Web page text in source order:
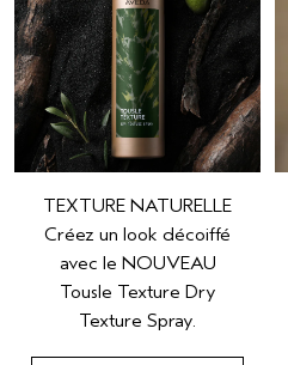
TEXTURE NATURELLE
Créez un look décoiffé
avec le NOUVEAU
Tousle Texture Dry
Texture Spray.​